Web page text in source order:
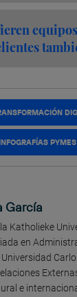
equipos
PYMES
García
Katholieke
en
e